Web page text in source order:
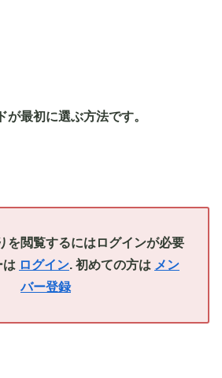
が最初に選ぶ方法です。
を閲覧するにはログインが必要
は ログイン. 初めての方は メン
バー登録